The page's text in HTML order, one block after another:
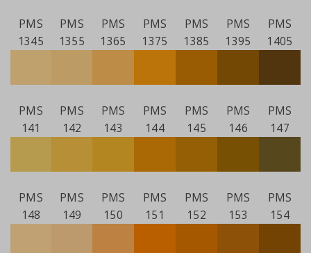
PMS
1345
PMS
1355
PMS
1365
PMS
1375
PMS
1385
PMS
1395
PMS
1405
PMS
141
PMS
142
PMS
143
PMS
144
PMS
145
PMS
146
PMS
147
PMS
148
PMS
149
PMS
150
PMS
151
PMS
152
PMS
153
PMS
154